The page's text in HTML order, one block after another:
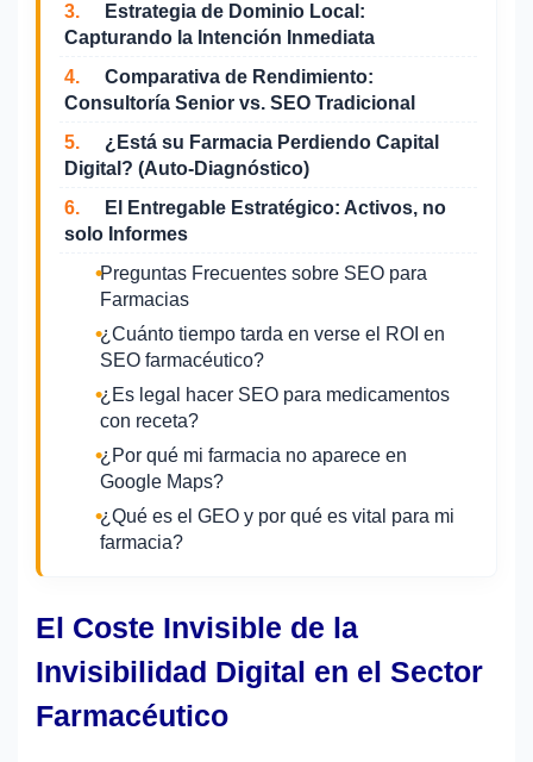
3.
Estrategia de Dominio Local:
Capturando la Intención Inmediata
4.
Comparativa de Rendimiento:
Consultoría Senior vs. SEO Tradicional
5.
¿Está su Farmacia Perdiendo Capital
Digital? (Auto-Diagnóstico)
6.
El Entregable Estratégico: Activos, no
solo Informes
Preguntas Frecuentes sobre SEO para
Farmacias
¿Cuánto tiempo tarda en verse el ROI en
SEO farmacéutico?
¿Es legal hacer SEO para medicamentos
con receta?
¿Por qué mi farmacia no aparece en
Google Maps?
¿Qué es el GEO y por qué es vital para mi
farmacia?
El Coste Invisible de la
Invisibilidad Digital en el Sector
Farmacéutico